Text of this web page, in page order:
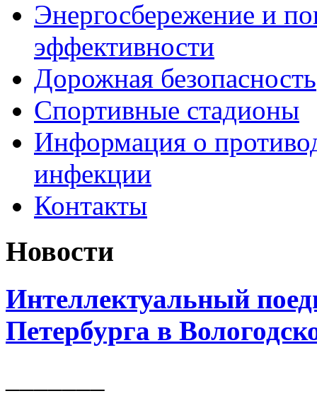
Энергосбережение и
эффективности
Дорожная безопасность
Спортивные стадионы
Информация о
инфекции
Контакты
Новости
Интеллектуальный
Петербурга в